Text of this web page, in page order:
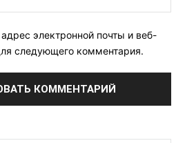
электронной почты и веб-
следующего комментария.